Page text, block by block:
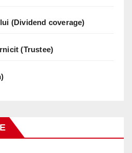
(Dividend coverage)
(Trustee)